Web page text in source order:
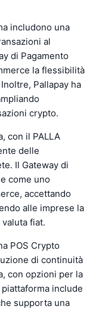
includono una
al
di Pagamento
la flessibilità
Pallapay ha
crypto.
con il PALLA
delle
Il Gateway di
come uno
accettando
alle imprese la
fiat.
POS Crypto
di continuità
con opzioni per la
include
supporta una